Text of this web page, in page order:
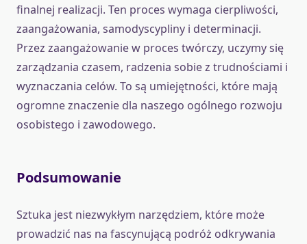
finalnej realizacji. Ten proces wymaga cierpliwości,
zaangażowania, samodyscypliny i determinacji.
Przez zaangażowanie w proces twórczy, uczymy się
zarządzania czasem, radzenia sobie z trudnościami i
wyznaczania celów. To są umiejętności, które mają
ogromne znaczenie dla naszego ogólnego rozwoju
osobistego i zawodowego.
Podsumowanie
Sztuka jest niezwykłym narzędziem, które może
prowadzić nas na fascynującą podróż odkrywania